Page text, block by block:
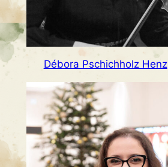
Débora Pschichholz Henz